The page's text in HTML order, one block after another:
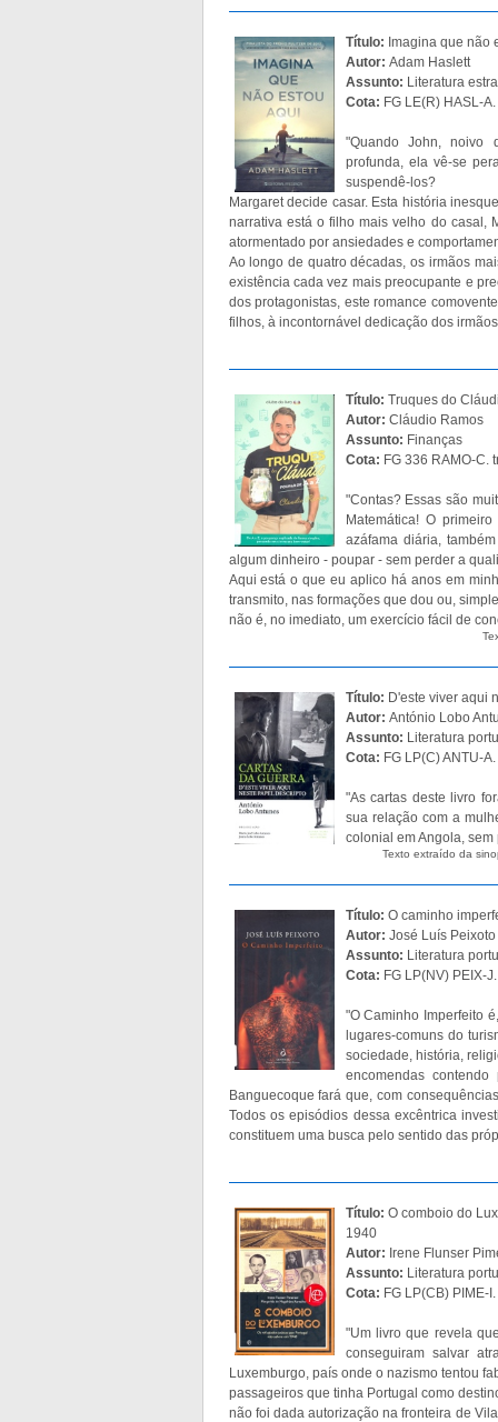
Título: Imagina que não
Autor: Adam Haslett
Assunto: Literatura
Cota: FG LE(R) HASL-
"Quando John, noivo
profunda, ela vê-se
suspendê-los?
Margaret decide casar. Esta história
narrativa está o filho mais velho do casal,
atormentado por ansiedades e
Ao longo de quatro décadas, os irmãos
existência cada vez mais preocupante e
dos protagonistas, este romance
filhos, à incontornável dedicação dos
Título: Truques do
Autor: Cláudio Ramos
Assunto: Finanças
Cota: FG 336 RAMO-C.
"Contas? Essas são
Matemática! O
azáfama diária,
algum dinheiro - poupar - sem perder a
Aqui está o que eu aplico há anos em
transmito, nas formações que dou ou,
não é, no imediato, um exercício fácil de
Título: D'este viver aqui
Autor: António Lobo
Assunto: Literatura
Cota: FG LP(C) ANTU-
"As cartas deste livro
sua relação com a
colonial em Angola,
Texto extraído da
Título: O caminho
Autor: José Luís Peixoto
Assunto: Literatura
Cota: FG LP(NV) PEIX-
"O Caminho Imperfeito
lugares-comuns do
sociedade, história,
encomendas
Banguecoque fará que, com
Todos os episódios dessa excêntrica
constituem uma busca pelo sentido das
Título: O comboio do
1940
Autor: Irene Flunser
Assunto: Literatura
Cota: FG LP(CB) PIME-
"Um livro que revela
conseguiram salvar
Luxemburgo, país onde o nazismo tentou
passageiros que tinha Portugal como
não foi dada autorização na fronteira de